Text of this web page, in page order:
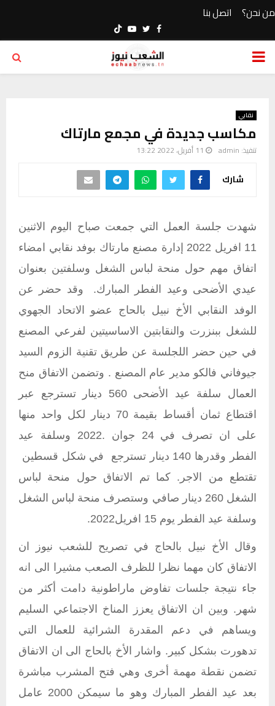
من نحن؟ اتصل بنا
Facebook
Twitter
Youtube
PRIMARY
نقابي
مكاسب جديدة في مجمع مارتاك
تنفيذ: admin 11 أفريل، 2022 13:22
شارك
شهدت جلسة العمل التي جمعت صباح اليوم الاثنين
11 افريل 2022 إدارة مصنع مارتاك بوفد نقابي امضاء
اتفاق مهم حول منحة لباس الشغل وسلفتين بعنوان
عيدي الأضحى وعيد الفطر المبارك. وقد حضر عن
الوفد النقابي الأخ نبيل بالحاج عضو الاتحاد الجهوي
للشغل ببنزرت والنقابتين الاساسيتين لفرعي المصنع
في حين حضر اللجلسة عن طريق تقنية الزوم السيد
جيوفاني فالكو مدير عام المصنع . وتضمن الاتفاق منح
العمال سلفة عيد الأضحى 560 دينار تسترجع عبر
اقتطاع ثمان أقساط بقيمة 70 دينار لكل واحد منها
على ان تصرف في 24 جوان .2022 وسلفة عيد
الفطر وقدرها 140 دينار تسترجع في شكل قسطين
تقتطع من الاجر. كما تم الاتفاق حول منحة لباس
الشغل 260 دينار صافي وستصرف منحة لباس الشغل
وسلفة عيد الفطر يوم 15 افريل2022.
وقال الأخ نبيل بالحاج في تصريح للشعب نيوز ان
الاتفاق كان مهما نظرا للظرف الصعب مشيرا الى انه
جاء نتيجة جلسات تفاوض ماراطونية دامت أكثر من
شهر. وبين ان الاتفاق يعزز المناخ الاجتماعي السليم
ويساهم في دعم المقدرة الشرائية للعمال التي
تدهورت بشكل كبير. واشار الأخ بالحاج الى ان الاتفاق
تضمن نقطة مهمة أخرى وهي فتح المشرب مباشرة
بعد عيد الفطر المبارك وهو ما سيمكن 2000 عامل